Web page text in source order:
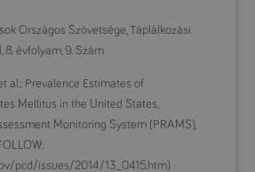
Országos Szövetsége, Táplálkozási
8. évfolyam, 9. Szám
al.: Prevalence Estimates of
Mellitus in the United States,
Monitoring System (PRAMS),
pcd/issues/2014/13_0415.htm)